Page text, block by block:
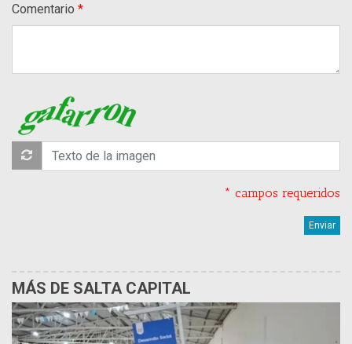
Comentario
* campos requeridos
MÁS DE SALTA CAPITAL